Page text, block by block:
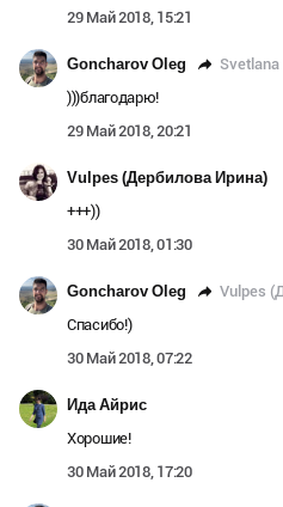
29 Май 2018, 15:21
Goncharov Oleg
)))благодарю!
29 Май 2018, 20:21
Vulpes (Дербилова Ирина)
+++))
30 Май 2018, 01:30
Goncharov Oleg Vulpes
Спасибо!)
30 Май 2018, 07:22
Ида Айрис
Хорошие!
30 Май 2018, 17:20